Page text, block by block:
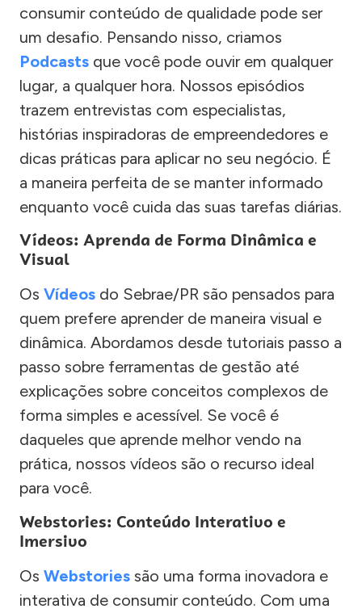
consumir conteúdo de qualidade pode ser
um desafio. Pensando nisso, criamos
Podcasts que você pode ouvir em qualquer
lugar, a qualquer hora. Nossos episódios
trazem entrevistas com especialistas,
histórias inspiradoras de empreendedores e
dicas práticas para aplicar no seu negócio. É
a maneira perfeita de se manter informado
enquanto você cuida das suas tarefas diárias.
Vídeos: Aprenda de Forma Dinâmica e
Visual
Os Vídeos do Sebrae/PR são pensados para
quem prefere aprender de maneira visual e
dinâmica. Abordamos desde tutoriais passo a
passo sobre ferramentas de gestão até
explicações sobre conceitos complexos de
forma simples e acessível. Se você é
daqueles que aprende melhor vendo na
prática, nossos vídeos são o recurso ideal
para você.
Webstories: Conteúdo Interativo e
Imersivo
Os Webstories são uma forma inovadora e
interativa de consumir conteúdo. Com uma